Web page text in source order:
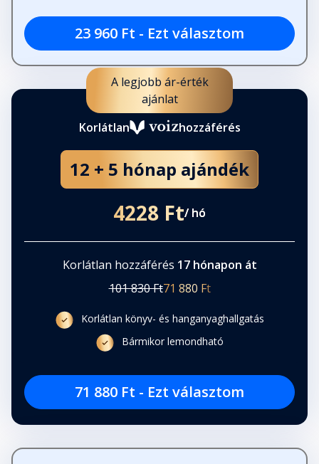
23 960 Ft - Ezt választom
A legjobb ár-érték
ajánlat
Korlátlan
hozzáférés
12 + 5 hónap ajándék
4228 Ft/ hó
Korlátlan hozzáférés 17 hónapon át
101 830 Ft71 880 Ft
Korlátlan könyv- és hanganyaghallgatás
Bármikor lemondható
71 880 Ft - Ezt választom